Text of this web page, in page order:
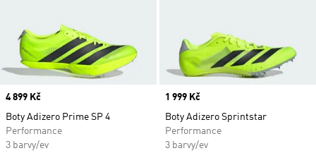
Price
4 899 Kč
Boty Adizero Prime SP 4
Performance
3 barvy/ev
Price
1 999 Kč
Boty Adizero Sprintstar
Performance
3 barvy/ev